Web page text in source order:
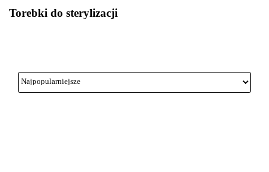
Torebki do sterylizacji